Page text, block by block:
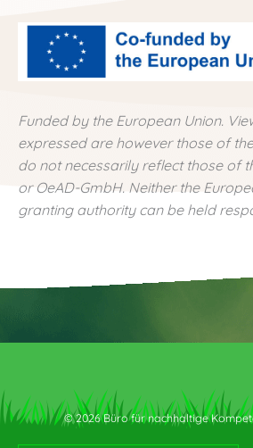
Funded by the European Union.
expressed are however those of
do not necessarily reflect those of
or OeAD-GmbH. Neither the
granting authority can be held
© 2026 Büro für nachhaltige